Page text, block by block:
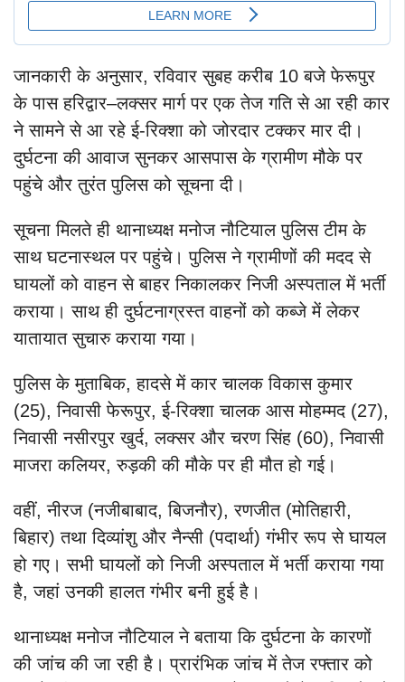
जानकारी के अनुसार, रविवार सुबह करीब 10 बजे फेरूपुर
के पास हरिद्वार–लक्सर मार्ग पर एक तेज गति से आ रही कार
ने सामने से आ रहे ई-रिक्शा को जोरदार टक्कर मार दी।
दुर्घटना की आवाज सुनकर आसपास के ग्रामीण मौके पर
पहुंचे और तुरंत पुलिस को सूचना दी।
सूचना मिलते ही थानाध्यक्ष मनोज नौटियाल पुलिस टीम के
साथ घटनास्थल पर पहुंचे। पुलिस ने ग्रामीणों की मदद से
घायलों को वाहन से बाहर निकालकर निजी अस्पताल में भर्ती
कराया। साथ ही दुर्घटनाग्रस्त वाहनों को कब्जे में लेकर
यातायात सुचारु कराया गया।
पुलिस के मुताबिक, हादसे में कार चालक विकास कुमार
(25), निवासी फेरूपुर, ई-रिक्शा चालक आस मोहम्मद (27),
निवासी नसीरपुर खुर्द, लक्सर और चरण सिंह (60), निवासी
माजरा कलियर, रुड़की की मौके पर ही मौत हो गई।
वहीं, नीरज (नजीबाबाद, बिजनौर), रणजीत (मोतिहारी,
बिहार) तथा दिव्यांशु और नैन्सी (पदार्था) गंभीर रूप से घायल
हो गए। सभी घायलों को निजी अस्पताल में भर्ती कराया गया
है, जहां उनकी हालत गंभीर बनी हुई है।
थानाध्यक्ष मनोज नौटियाल ने बताया कि दुर्घटना के कारणों
की जांच की जा रही है। प्रारंभिक जांच में तेज रफ्तार को